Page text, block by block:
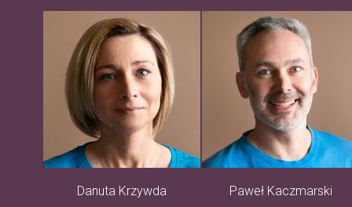
Danuta Krzywda Paweł Kaczmarski